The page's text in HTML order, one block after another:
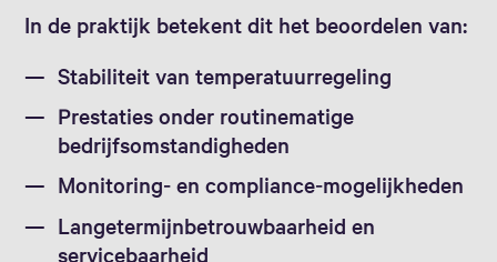
In de praktijk betekent dit het beoordelen van:
Stabiliteit van temperatuurregeling
Prestaties onder routinematige
bedrijfsomstandigheden
Monitoring‑ en compliance‑mogelijkheden
Langetermijnbetrouwbaarheid en
servicebaarheid